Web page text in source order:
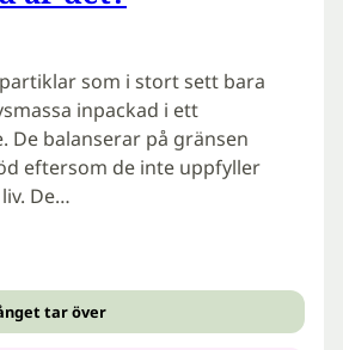
som i stort sett bara
inpackad i ett
De balanserar på gränsen
eftersom de inte uppfyller
De…
tar över